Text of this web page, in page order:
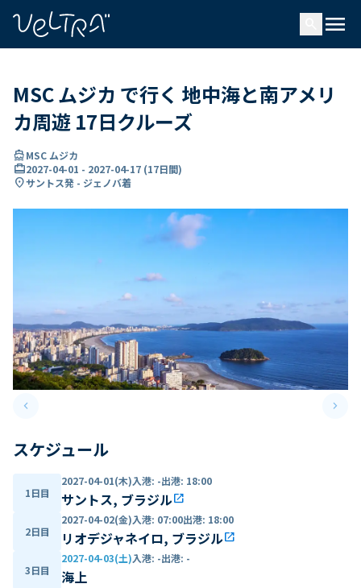
menu
MSC ムジカ で行く 地中海と南アメリ
カ周遊 17日クルーズ
directions_boatMSC ムジカ
card_travel2027-04-01 - 2027-04-17 (17日間)
location_onサントス発 - ジェノバ着
keyboard_arrow_leftPrevious slide keyboard_arrow_right
スケジュール
1日目
2027-04-01(木)入港: -出港: 18:00
サントス, ブラジルopen_in_new
2日目
2027-04-02(金)入港: 07:00出港: 18:00
リオデジャネイロ, ブラジルopen_in_new
3日目
2027-04-03(土)入港: -出港: -
海上